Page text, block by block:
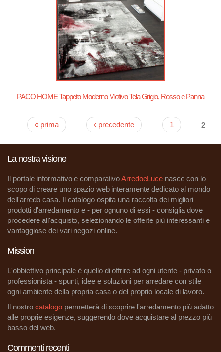
PACO HOME Tappeto Moderno Motivo Tela Grigio, Rosso e Panna
Pagine
« prima ‹ precedente 1 2
La nostra visione
Il portale informativo e comparativoArredoeLuce nasce con lo
scopo di creare uno spazio web interamente dedicato al mondo
dell'arredo casa. Il catalogo ospita una raccolta dei migliori
prodotti d'arredamento e - per ognuno di essi - consiglia dove
procedere all'acquisto, selezionando le offerte più interessanti e
vantaggiose dei vari negozi online.
Mission
L'obbiettivo principale è quello di offrire ad ogni utente - privato o
professionista - spunti, idee e soluzioni per arredare con stile
ogni ambiente della propria casa o del proprio locale di lavoro.
Il nostro catalogo permetterà di scoprire l'arredamento più adatto
alle proprie esigenze, suggerendo dove acquistare al prezzo più
basso del web.
Commenti recenti